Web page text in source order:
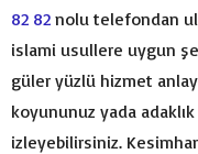
82 82 nolu telefondan
islami usullere uygun
güler yüzlü hizmet
koyununuz yada
izleyebilirsiniz.